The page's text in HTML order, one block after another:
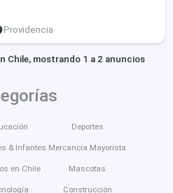
Providencia
Chile, mostrando 1 a 2 anuncios
& Infantes
en Chile
Deportes
Mercancía Mayorista
Mascotas
Construcción